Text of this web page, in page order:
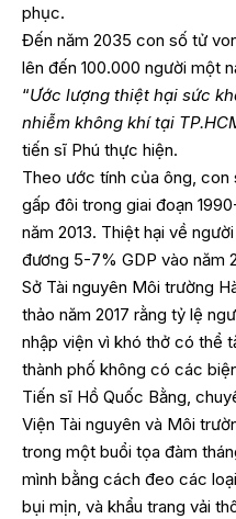
phục.
Đến năm 2035 con số tử
lên đến 100.000 người một
“Ước lượng thiệt hại sức
nhiễm không khí tại
tiến sĩ Phú thực hiện.
Theo ước tính của ông, con
gấp đôi trong giai đoạn
năm 2013. Thiệt hại về
đương 5-7% GDP vào năm
Sở Tài nguyên Môi trường
thảo năm 2017 rằng tỷ lệ
nhập viện vì khó thở có thể
thành phố không có các
Tiến sĩ Hồ Quốc Bằng,
Viện Tài nguyên và Môi
trong một buổi tọa đàm
mình bằng cách đeo các
bụi mịn, và khẩu trang vải